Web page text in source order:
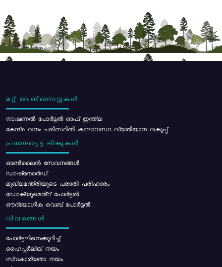
മറ്റ് വെബ്സൈറ്റുകൾ
നാഷണൽ പോർട്ടൽ ഓഫ് ഇന്ത്യ
കേന്ദ്ര വനം പരിസ്ഥിതി കാലാവസ്ഥ വ്യതിയാന വകുപ്പ്
പ്രധാനപ്പെട്ട ലിങ്കുകൾ
ഓൺലൈൻ സേവനങ്ങൾ
ഡാഷ്ബോർഡ്
മുഖ്യമന്ത്രിയുടെ പരാതി പരിഹാരം
ഡോക്യുമെൻ്റ് പോർട്ടൽ
ഔദ്യോഗിക വെബ് പോർട്ടൽ
വിവരങ്ങൾ
പോര്‍ട്ടലിനെക്കുറിച്ച്
ഹൈപ്പർലിങ്ക് നയം
സ്വകാര്യതാ നയം